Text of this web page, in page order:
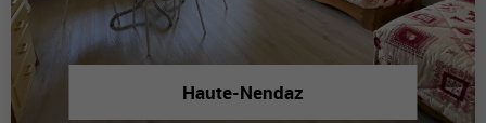
Haute-Nendaz